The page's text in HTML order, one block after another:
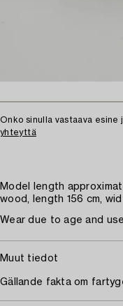
Onko sinulla vastaava
yhteyttä
Model length
wood, length 156 cm,
Wear due to age and
Muut tiedot
Gällande fakta om